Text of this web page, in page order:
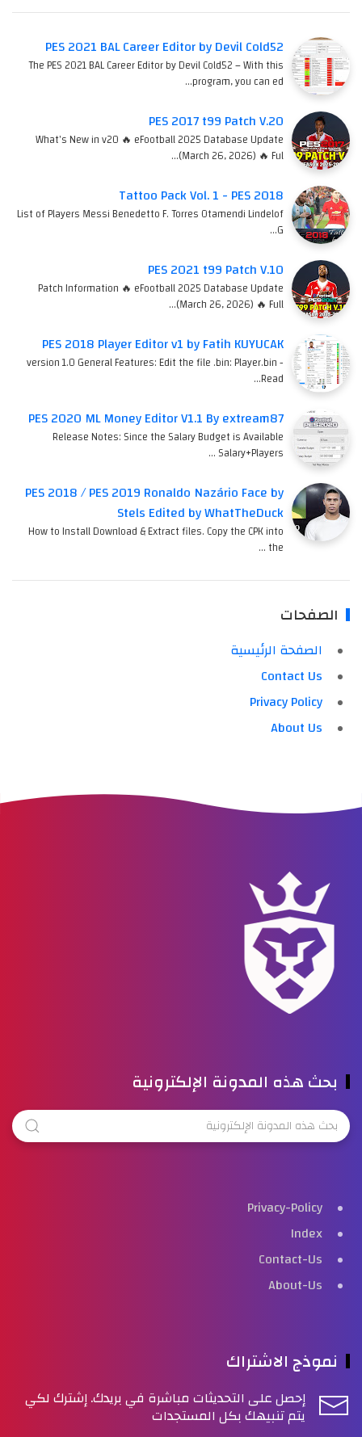
PES 2021 BAL Career Editor by Devil Cold52
The PES 2021 BAL Career Editor by Devil Cold52 – With this
program, you can ed…
PES 2017 t99 Patch V.20
What's New in v20 🔥 eFootball 2025 Database Update
(March 26, 2026) 🔥 Ful…
Tattoo Pack Vol. 1 - PES 2018
List of Players Messi Benedetto F. Torres Otamendi Lindelof
G…
PES 2021 t99 Patch V.10
Patch Information 🔥 eFootball 2025 Database Update
(March 26, 2026) 🔥 Full…
PES 2018 Player Editor v1 by Fatih KUYUCAK
version 1.0 General Features: Edit the file .bin: Player.bin -
Read…
PES 2020 ML Money Editor V1.1 By extream87
Release Notes: Since the Salary Budget is Available
Salary+Players …
PES 2018 / PES 2019 Ronaldo Nazário Face by
Stels Edited by WhatTheDuck
How to Install Download & Extract files. Copy the CPK into
the …
الصفحات
الصفحة الرئيسية
Contact Us
Privacy Policy
About Us
بحث هذه المدونة الإلكترونية
Privacy-Policy
Index
Contact-Us
About-Us
نموذج الاشتراك
إحصل على التحديثات مباشرة في بريدك. إشترك لكي
يتم تنبيهك بكل المستجدات